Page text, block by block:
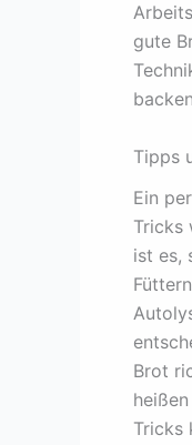
gute
Tipps
Ein
Tricks
ist es,
Brot
Tricks